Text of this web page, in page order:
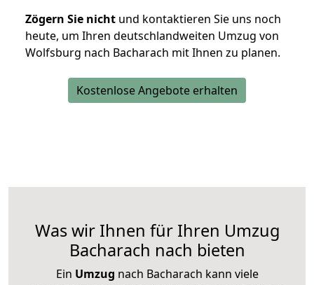
Zögern Sie nicht und kontaktieren Sie uns noch
heute, um Ihren deutschlandweiten Umzug von
Wolfsburg nach Bacharach mit Ihnen zu planen.
Kostenlose Angebote erhalten
Was wir Ihnen für Ihren Umzug
Bacharach nach bieten
Ein Umzug nach Bacharach kann viele